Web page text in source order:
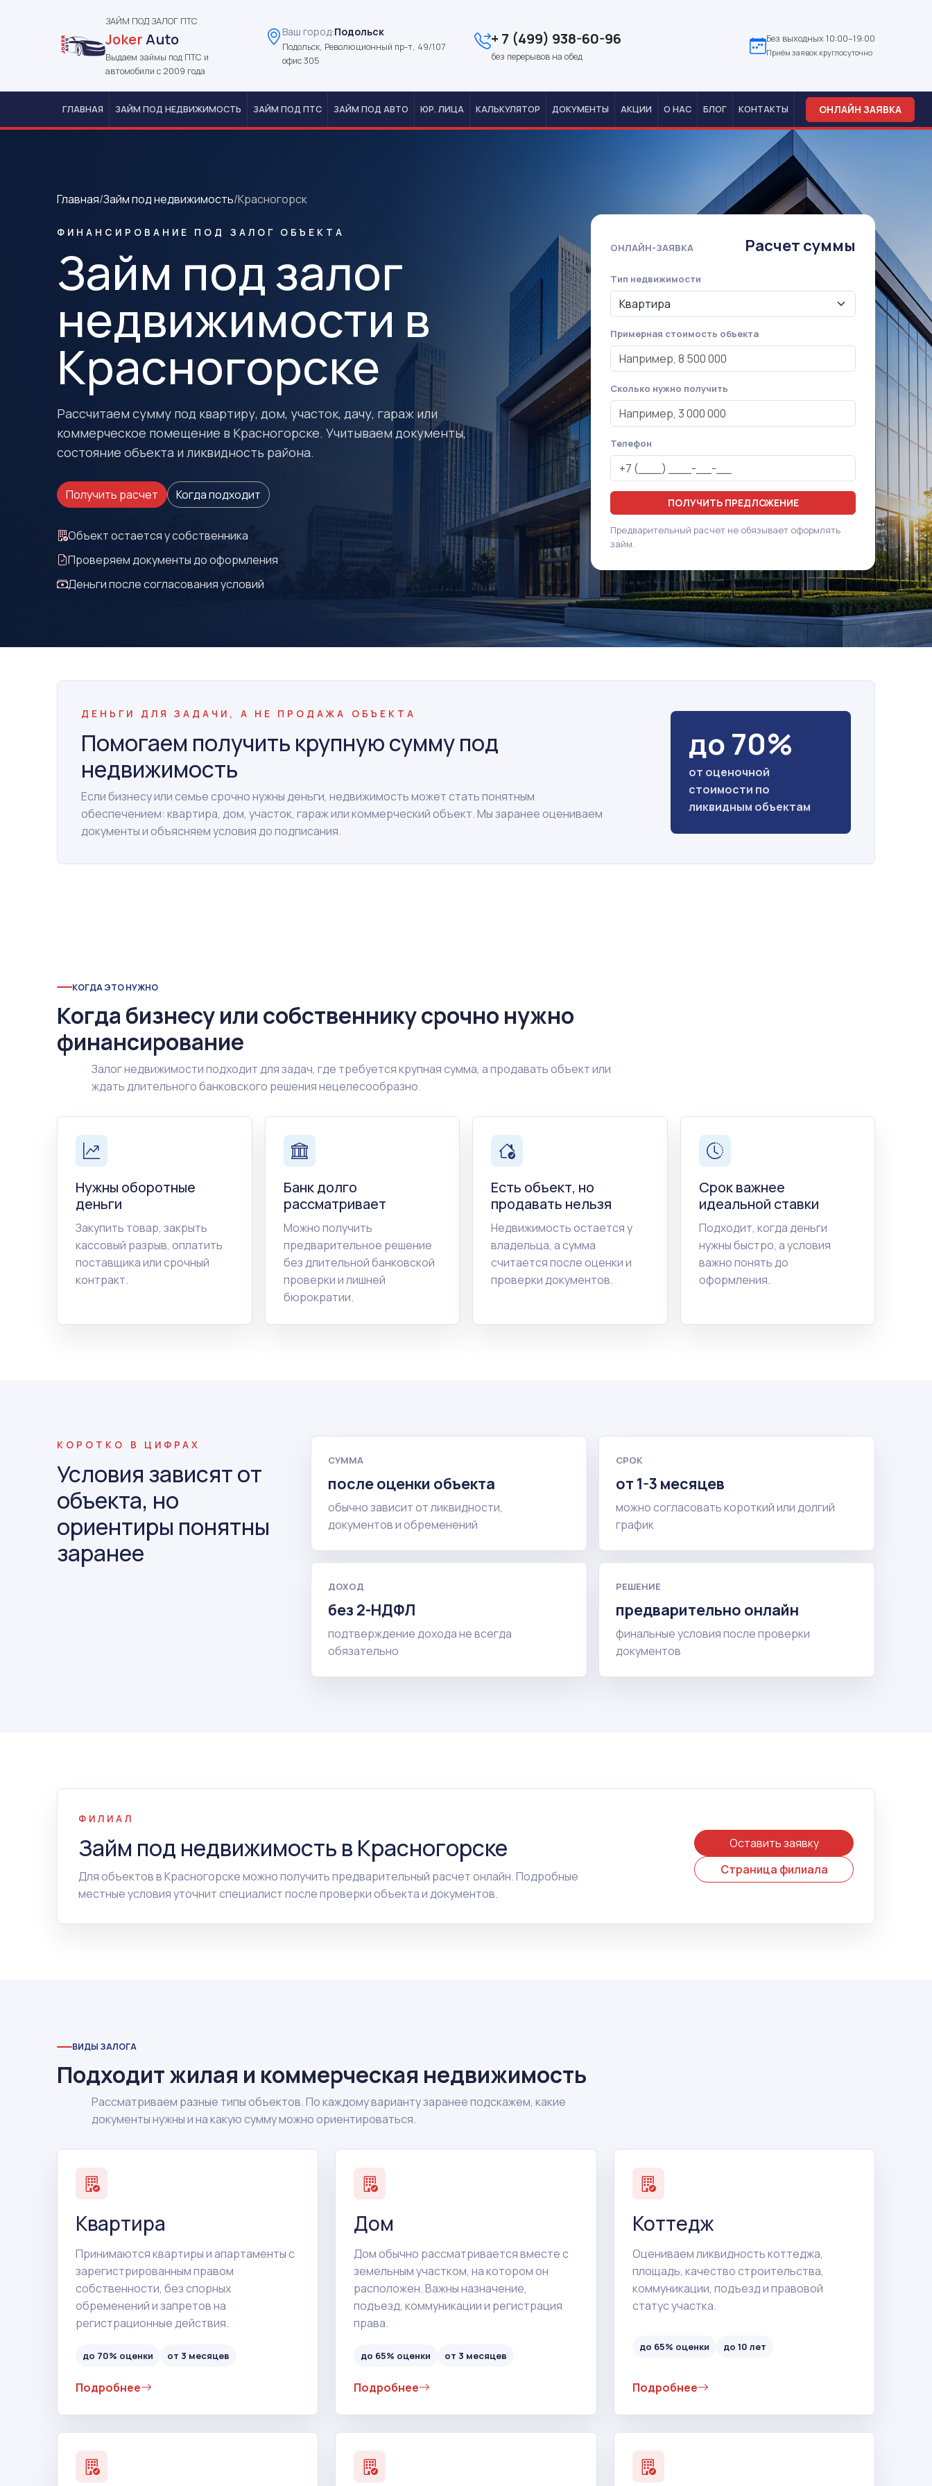
ЗАЙМ ПОД ЗАЛОГ ПТС
JokerAuto
Выдаем займы под ПТС и
автомобили с 2009 года
Ваш город:Подольск
Подольск, Революционный пр-т, 49/107
офис 305
+ 7 (499) 938-60-96
без перерывов на обед
Без выходных 10:00–19:00
Приём заявок круглосуточно
ГЛАВНАЯ ЗАЙМ ПОД НЕДВИЖИМОСТЬ ЗАЙМ ПОД ПТС ЗАЙМ ПОД АВТО ЮР. ЛИЦА КАЛЬКУЛЯТОР ДОКУМЕНТЫ АКЦИИ О НАС БЛОГ КОНТАКТЫ ОНЛАЙН ЗАЯВКА
Главная/Займ под недвижимость/Красногорск
ФИНАНСИРОВАНИЕ ПОД ЗАЛОГ ОБЪЕКТА
Займ под залог
недвижимости в
Красногорске
Рассчитаем сумму под квартиру, дом, участок, дачу, гараж или
коммерческое помещение в Красногорске. Учитываем документы,
состояние объекта и ликвидность района.
Получить расчет Когда подходит
Объект остается у собственника
Проверяем документы до оформления
Деньги после согласования условий
ОНЛАЙН-ЗАЯВКА Расчет суммы
Тип недвижимости
Примерная стоимость объекта
Сколько нужно получить
Телефон
ПОЛУЧИТЬ ПРЕДЛОЖЕНИЕ
Предварительный расчет не обязывает оформлять
займ.
ДЕНЬГИ ДЛЯ ЗАДАЧИ, А НЕ ПРОДАЖА ОБЪЕКТА
Помогаем получить крупную сумму под
недвижимость
Если бизнесу или семье срочно нужны деньги, недвижимость может стать понятным
обеспечением: квартира, дом, участок, гараж или коммерческий объект. Мы заранее оцениваем
документы и объясняем условия до подписания.
до 70%
от оценочной
стоимости по
ликвидным объектам
КОГДА ЭТО НУЖНО
Когда бизнесу или собственнику срочно нужно
финансирование
Залог недвижимости подходит для задач, где требуется крупная сумма, а продавать объект или
ждать длительного банковского решения нецелесообразно.
Нужны оборотные
деньги
Закупить товар, закрыть
кассовый разрыв, оплатить
поставщика или срочный
контракт.
Банк долго
рассматривает
Можно получить
предварительное решение
без длительной банковской
проверки и лишней
бюрократии.
Есть объект, но
продавать нельзя
Недвижимость остается у
владельца, а сумма
считается после оценки и
проверки документов.
Срок важнее
идеальной ставки
Подходит, когда деньги
нужны быстро, а условия
важно понять до
оформления.
КОРОТКО В ЦИФРАХ
Условия зависят от
объекта, но
ориентиры понятны
заранее
СУММА
после оценки объекта
обычно зависит от ликвидности,
документов и обременений
СРОК
от 1-3 месяцев
можно согласовать короткий или долгий
график
ДОХОД
без 2-НДФЛ
подтверждение дохода не всегда
обязательно
РЕШЕНИЕ
предварительно онлайн
финальные условия после проверки
документов
ФИЛИАЛ
Займ под недвижимость в Красногорске
Для объектов в Красногорске можно получить предварительный расчет онлайн. Подробные
местные условия уточнит специалист после проверки объекта и документов.
Оставить заявку
Страница филиала
ВИДЫ ЗАЛОГА
Подходит жилая и коммерческая недвижимость
Рассматриваем разные типы объектов. По каждому варианту заранее подскажем, какие
документы нужны и на какую сумму можно ориентироваться.
Квартира
Принимаются квартиры и апартаменты с
зарегистрированным правом
собственности, без спорных
обременений и запретов на
регистрационные действия.
до 70% оценки от 3 месяцев
Подробнее
Дом
Дом обычно рассматривается вместе с
земельным участком, на котором он
расположен. Важны назначение,
подъезд, коммуникации и регистрация
права.
до 65% оценки от 3 месяцев
Подробнее
Коттедж
Оцениваем ликвидность коттеджа,
площадь, качество строительства,
коммуникации, подъезд и правовой
статус участка.
до 65% оценки до 10 лет
Подробнее